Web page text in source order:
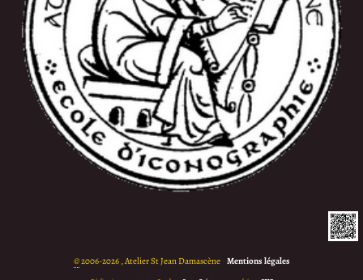
©2006-2026 , Atelier St Jean Damascène • Mentions légales